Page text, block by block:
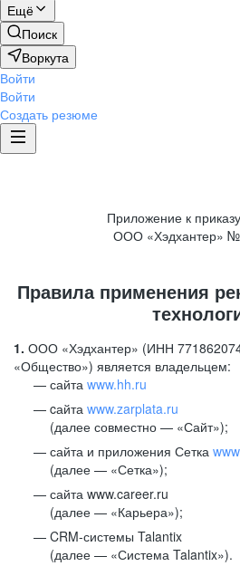
Ещё
Поиск
Воркута
Войти
Войти
Создать резюме
Приложение к
ООО «Хэдхантер» №
Правила применения
1. ООО «Хэдхантер» (ИНН
«Общество») является владельцем:
сайта www.hh.ru
cайта www.zarplata.ru
(далее совместно — «Сайт»);
сайта и приложения Сетка
(далее — «Сетка»);
сайта www.career.ru
(далее — «Карьера»);
CRM-системы Talantix
(далее — «Система Talantix»).